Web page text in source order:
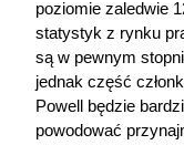
poziomie zaledwie
statystyk z rynku
są w pewnym
jednak część
Powell będzie
powodować